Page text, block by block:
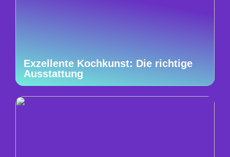
Exzellente Kochkunst: Die richtige
Ausstattung